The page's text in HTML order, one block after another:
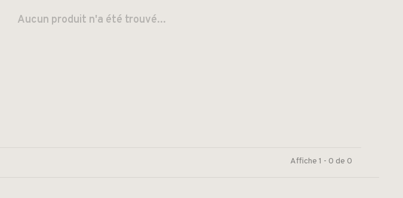
Aucun produit n'a été trouvé...
Affiche 1 - 0 de 0